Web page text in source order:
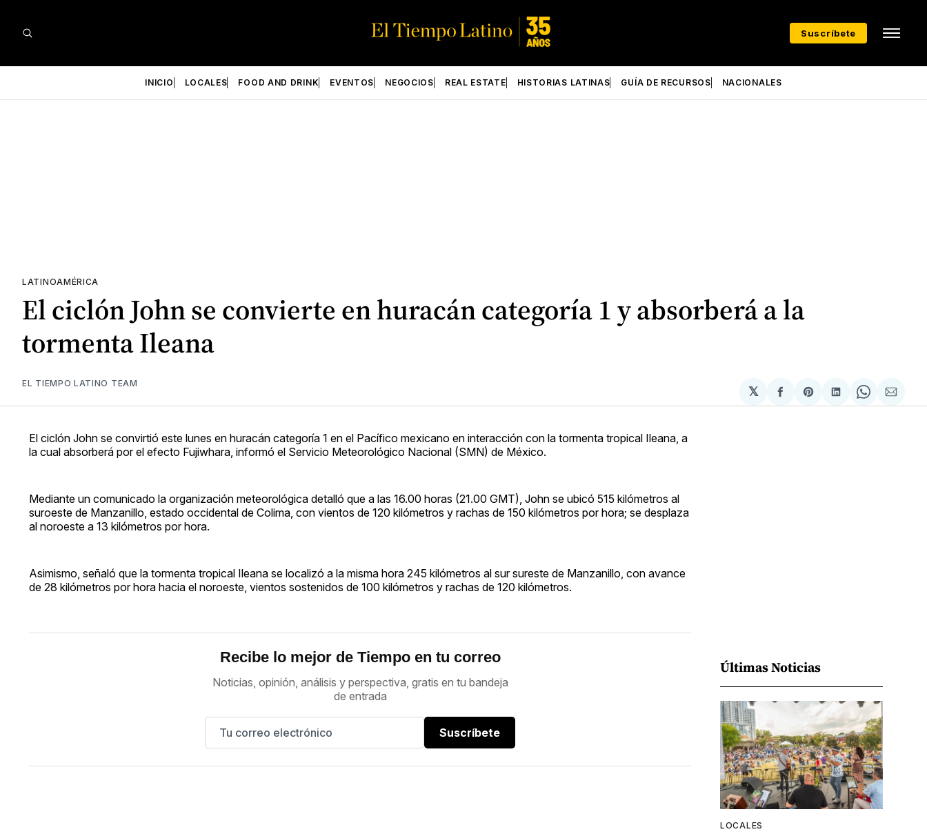
Suscríbete
INICIO LOCALES FOOD AND DRINK EVENTOS NEGOCIOS REAL ESTATE HISTORIAS LATINAS GUÍA DE RECURSOS NACIONALES
LATINOAMÉRICA
El ciclón John se convierte en huracán categoría 1 y absorberá a la
tormenta Ileana
EL TIEMPO LATINO TEAM
𝕏
Compartir
en
Share
on
Compartir
en
Share
on
via
El ciclón John se convirtió este lunes en huracán categoría 1 en el Pacífico mexicano en interacción con la tormenta tropical Ileana, a
la cual absorberá por el efecto Fujiwhara, informó el Servicio Meteorológico Nacional (SMN) de México.
Mediante un comunicado la organización meteorológica detalló que a las 16.00 horas (21.00 GMT), John se ubicó 515 kilómetros al
suroeste de Manzanillo, estado occidental de Colima, con vientos de 120 kilómetros y rachas de 150 kilómetros por hora; se desplaza
al noroeste a 13 kilómetros por hora.
Asimismo, señaló que la tormenta tropical Ileana se localizó a la misma hora 245 kilómetros al sur sureste de Manzanillo, con avance
de 28 kilómetros por hora hacia el noroeste, vientos sostenidos de 100 kilómetros y rachas de 120 kilómetros.
Recibe lo mejor de Tiempo en tu correo
Noticias, opinión, análisis y perspectiva, gratis en tu bandeja
de entrada
Suscríbete
Últimas Noticias
LOCALES